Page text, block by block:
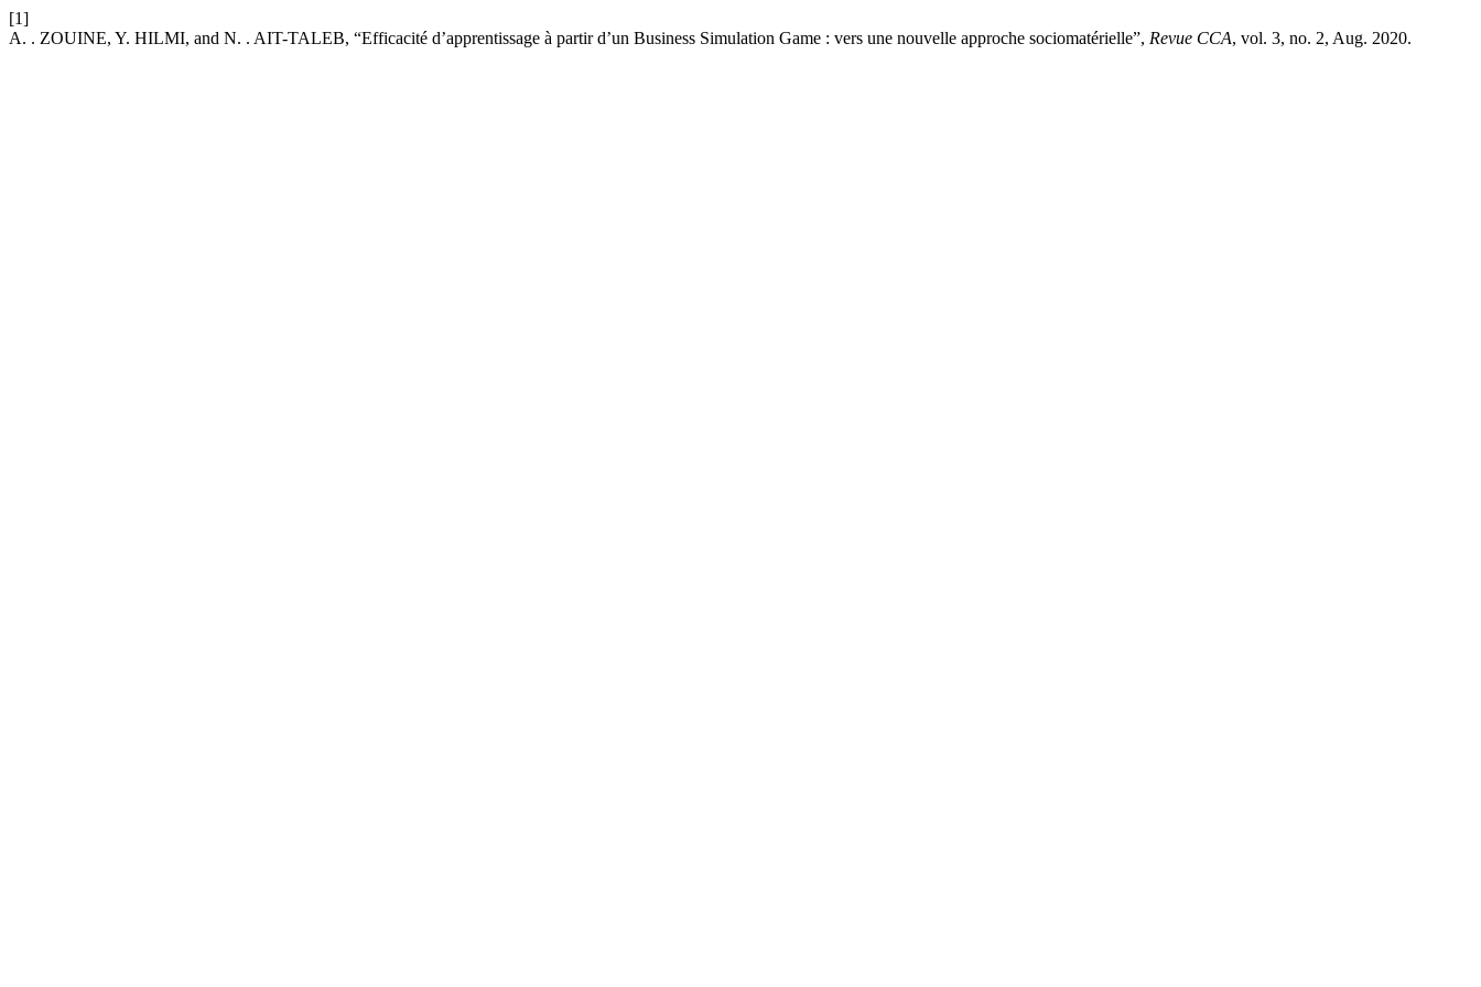
[1]
A. . ZOUINE, Y. HILMI, and N. . AIT-TALEB, “Efficacité d’apprentissage à partir d’un Business Simulation Game : vers une nouvelle approche sociomatérielle”, Revue CCA, vol. 3, no. 2, Aug. 2020.